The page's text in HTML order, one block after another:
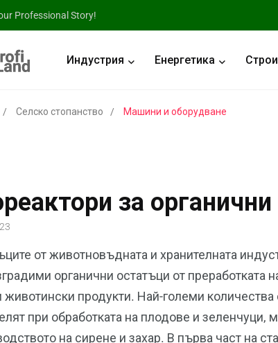
Professional Story!
Индустрия Енергетика
Селско стопанство Машини и оборудване
за
от животновъдната и хранителната
органични остатъци от преработката
животински продукти. Най-големи
при обработката на плодове и зеленчуци,
на сирене и захар. В първа част на